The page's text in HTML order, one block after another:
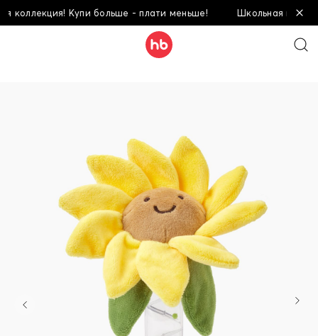
Купи больше - плати меньше! Школьная